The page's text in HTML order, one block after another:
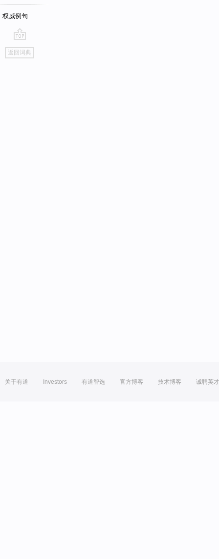
权威例句
go
top
返回词典
关于有道 Investors 有道智选 官方博客 技术博客 诚聘英才